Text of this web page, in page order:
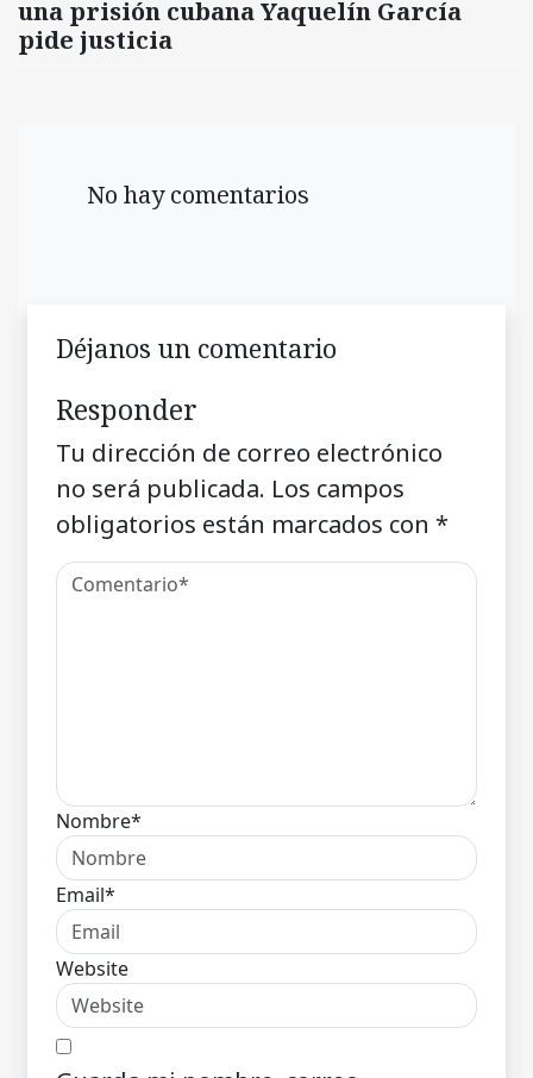
una prisión cubana Yaquelín García
pide justicia
No hay comentarios
Déjanos un comentario
Responder
Tu dirección de correo electrónico
no será publicada. Los campos
obligatorios están marcados con *
Nombre*
Email*
Website